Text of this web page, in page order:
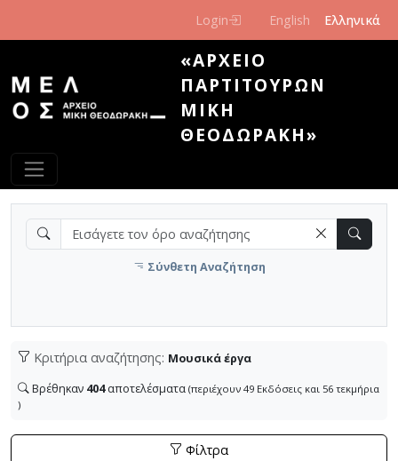
Login English Ελληνικά
«ΑΡΧΕΊΟ
ΠΑΡΤΙΤΟΎΡΩΝ
ΜΊΚΗ
ΘΕΟΔΩΡΆΚΗ»
Σύνθετη Αναζήτηση
Κριτήρια αναζήτησης: Μουσικά έργα
Βρέθηκαν 404αποτελέσματα (περιέχουν 49 Εκδόσεις και 56 τεκμήρια
)
Φίλτρα